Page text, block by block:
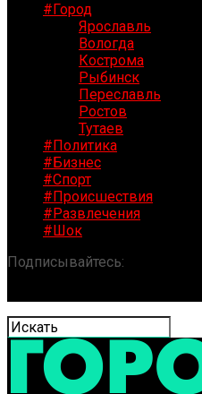
#Город
Ярославль
Вологда
Кострома
Рыбинск
Переславль
Ростов
Тутаев
#Политика
#Бизнес
#Спорт
#Происшествия
#Развлечения
#Шок
Подписывайтесь: